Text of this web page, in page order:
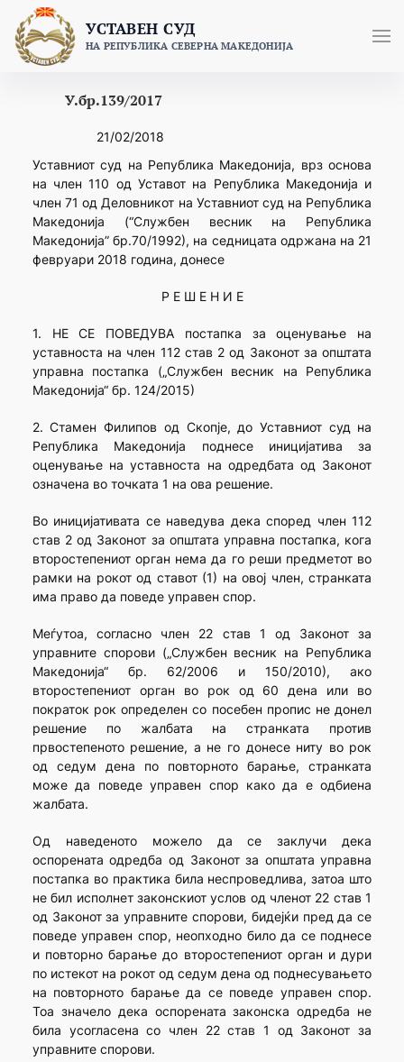
content
УСТАВЕН СУД
НА РЕПУБЛИКА СЕВЕРНА МАКЕДОНИЈА
У.бр.139/2017
21/02/2018
Уставниот суд на Република Македонија, врз основа
на член 110 од Уставот на Република Македонија и
член 71 од Деловникот на Уставниот суд на Република
Македонија (“Службен весник на Република
Македонија” бр.70/1992), на седницата одржана на 21
февруари 2018 година, донесе
Р Е Ш Е Н И Е
1. НЕ СЕ ПОВЕДУВА постапка за оценување на
уставноста на член 112 став 2 од Законот за општата
управна постапка („Службен весник на Република
Македонија“ бр. 124/2015)
2. Стамен Филипов од Скопје, до Уставниот суд на
Република Македонија поднесе иницијатива за
оценување на уставноста на одредбата од Законот
означена во точката 1 на ова решение.
Во иницијативата се наведува дека според член 112
став 2 од Законот за општата управна постапка, кога
второстепениот орган нема да го реши предметот во
рамки на рокот од ставот (1) на овој член, странката
има право да поведе управен спор.
Меѓутоа, согласно член 22 став 1 од Законот за
управните спорови („Службен весник на Република
Македонија“ бр. 62/2006 и 150/2010), ако
второстепениот орган во рок од 60 дена или во
пократок рок определен со посебен пропис не донел
решение по жалбата на странката против
првостепеното решение, а не го донесе ниту во рок
од седум дена по повторното барање, странката
може да поведе управен спор како да е одбиена
жалбата.
Од наведеното можело да се заклучи дека
оспорената одредба од Законот за општата управна
постапка во практика била неспроведлива, затоа што
не бил исполнет законскиот услов од членот 22 став 1
од Законот за управните спорови, бидејќи пред да се
поведе управен спор, неопходно било да се поднесе
и повторно барање до второстепениот орган и дури
по истекот на рокот од седум дена од поднесувањето
на повторното барање да се поведе управен спор.
Тоа значело дека оспорената законска одредба не
била усогласена со член 22 став 1 од Законот за
управните спорови.